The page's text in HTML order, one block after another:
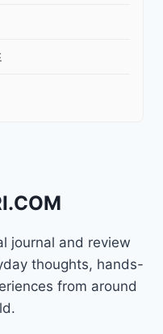
journal and review
thoughts, hands-
from around